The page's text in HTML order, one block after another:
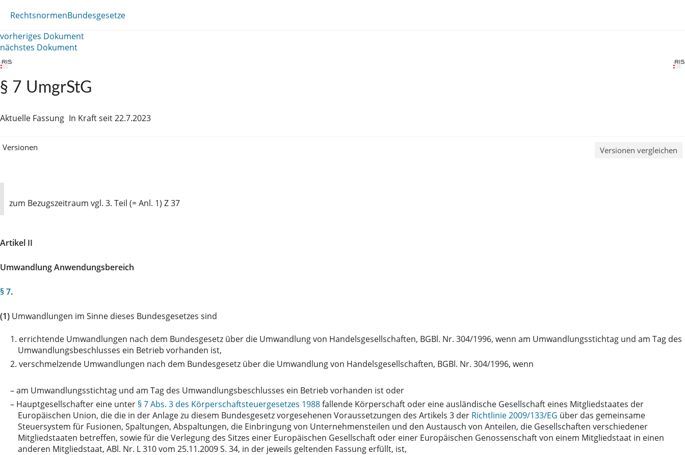
RechtsnormenBundesgesetze
vorheriges Dokument
nächstes Dokument
§ 7 UmgrStG
Aktuelle Fassung In Kraft seit 22.7.2023
Versionen Versionen vergleichen
zum Bezugszeitraum vgl. 3. Teil (= Anl. 1) Z 37
Artikel II
Umwandlung Anwendungsbereich
§ 7.
(1) Umwandlungen im Sinne dieses Bundesgesetzes sind
1. errichtende Umwandlungen nach dem Bundesgesetz über die Umwandlung von Handelsgesellschaften, BGBl. Nr. 304/1996, wenn am Umwandlungsstichtag und am Tag des
Umwandlungsbeschlusses ein Betrieb vorhanden ist,
2. verschmelzende Umwandlungen nach dem Bundesgesetz über die Umwandlung von Handelsgesellschaften, BGBl. Nr. 304/1996, wenn
–am Umwandlungsstichtag und am Tag des Umwandlungsbeschlusses ein Betrieb vorhanden ist oder
– Hauptgesellschafter eine unter § 7 Abs. 3 des Körperschaftsteuergesetzes 1988fallende Körperschaft oder eine ausländische Gesellschaft eines Mitgliedstaates der
Europäischen Union, die die in der Anlage zu diesem Bundesgesetz vorgesehenen Voraussetzungen des Artikels 3 der Richtlinie 2009/133/EG über das gemeinsame
Steuersystem für Fusionen, Spaltungen, Abspaltungen, die Einbringung von Unternehmensteilen und den Austausch von Anteilen, die Gesellschaften verschiedener
Mitgliedstaaten betreffen, sowie für die Verlegung des Sitzes einer Europäischen Gesellschaft oder einer Europäischen Genossenschaft von einem Mitgliedstaat in einen
anderen Mitgliedstaat, ABl. Nr. L 310 vom 25.11.2009 S. 34, in der jeweils geltenden Fassung erfüllt, ist,